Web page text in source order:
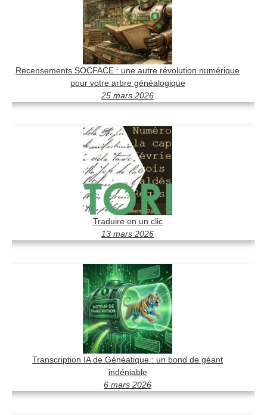
Recensements SOCFACE : une autre révolution numérique
pour votre arbre généalogique
25 mars 2026
Traduire en un clic
13 mars 2026
Transcription IA de Généatique : un bond de géant
indéniable
6 mars 2026